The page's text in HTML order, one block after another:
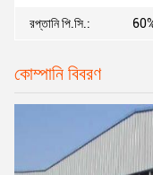
রপ্তানি পি.সি.:
কোম্পানি বিবরণ